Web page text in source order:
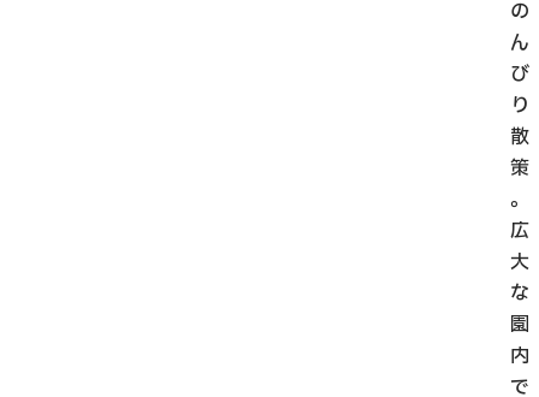
の
ん
び
り
散
策
。
広
大
な
園
内
で